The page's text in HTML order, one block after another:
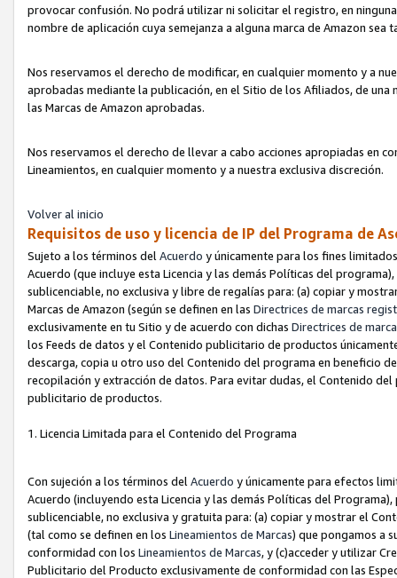
provocar confusión. No podrá utilizar ni solicitar el registro, en
nombre de aplicación cuya semejanza a alguna marca de Amazon
Nos reservamos el derecho de modificar, en cualquier momento y a
aprobadas mediante la publicación, en el Sitio de los Afiliados, de
las Marcas de Amazon aprobadas.
Nos reservamos el derecho de llevar a cabo acciones apropiadas en
Lineamientos, en cualquier momento y a nuestra exclusiva discreción.
Volver al inicio
Requisitos de uso y licencia de IP del Programa de
Sujeto a los términos del Acuerdo y únicamente para los fines
Acuerdo (que incluye esta Licencia y las demás Políticas del
sublicenciable, no exclusiva y libre de regalías para: (a) copiar y
Marcas de Amazon (según se definen en las Directrices de marcas
exclusivamente en tu Sitio y de acuerdo con dichas Directrices de
los Feeds de datos y el Contenido publicitario de productos
descarga, copia u otro uso del Contenido del programa en beneficio
recopilación y extracción de datos. Para evitar dudas, el Contenido
publicitario de productos.
1. Licencia Limitada para el Contenido del Programa
Con sujeción a los términos del Acuerdo y únicamente para efectos
Acuerdo (incluyendo esta Licencia y las demás Políticas del
sublicenciable, no exclusiva y gratuita para: (a) copiar y mostrar el
(tal como se definen en los Lineamientos de Marcas) que pongamos a
conformidad con los Lineamientos de Marcas, y (c)acceder y utilizar
Publicitario del Producto exclusivamente de conformidad con las